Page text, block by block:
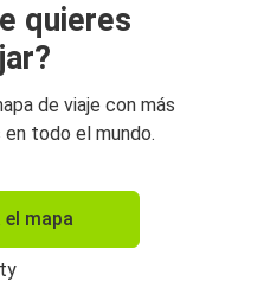
quieres
de viaje con más
todo el mundo.
el mapa